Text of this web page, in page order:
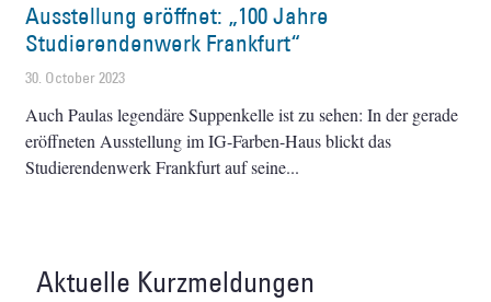
Ausstellung eröffnet: „100 Jahre
Studierendenwerk Frankfurt“
30. October 2023
Auch Paulas legendäre Suppenkelle ist zu sehen: In der gerade
eröffneten Ausstellung im IG-Farben-Haus blickt das
Studierendenwerk Frankfurt auf seine
Aktuelle Kurzmeldungen